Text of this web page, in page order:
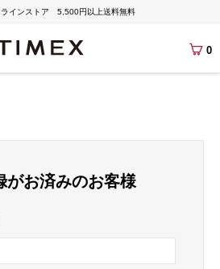
ラインストア 5,500円以上送料無料
0
がお済みのお客様
)